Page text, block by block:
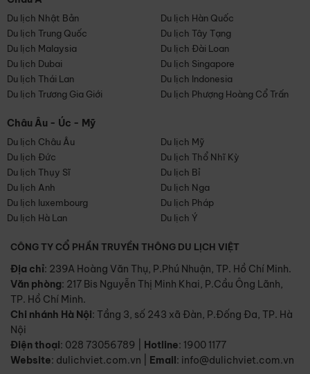
Du lịch Nhật Bản
Du lịch Hàn Quốc
Du lịch Trung Quốc
Du lịch Tây Tạng
Du lịch Malaysia
Du lịch Đài Loan
Du lịch Dubai
Du lịch Singapore
Du lịch Thái Lan
Du lịch Indonesia
Du lịch Trương Gia Giới
Du lịch Phượng Hoàng Cổ Trấn
Châu Âu - Úc - Mỹ
Du lịch Châu Âu
Du lịch Mỹ
Du lịch Đức
Du lịch Thổ Nhĩ Kỳ
Du lịch Thụy Sĩ
Du lịch Bỉ
Du lịch Anh
Du lịch Nga
Du lịch luxembourg
Du lịch Pháp
Du lịch Hà Lan
Du lịch Ý
CÔNG TY CỔ PHẦN TRUYỀN THÔNG DU LỊCH VIỆT
Địa chỉ: 239A Hoàng Văn Thụ, P.Phú Nhuận, TP. Hồ Chí Minh.
Văn phòng: 217 Bis Nguyễn Thị Minh Khai, P.Cầu Ông Lãnh,
TP. Hồ Chí Minh.
Chi nhánh Hà Nội: Tầng 3, số 243 xã Đàn, P.Đống Đa, TP. Hà
Nội
Điện thoại: 028 73056789 Hotline: 1900 1177
Website: dulichviet.com.vn Email: info@dulichviet.com.vn